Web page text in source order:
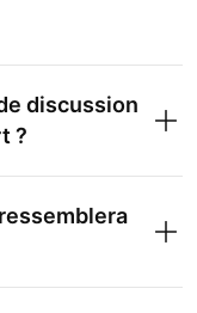
discussion
?